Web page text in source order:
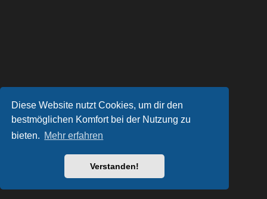
Diese Website nutzt Cookies, um dir den
bestmöglichen Komfort bei der Nutzung zu
bieten. Mehr erfahren
Verstanden!